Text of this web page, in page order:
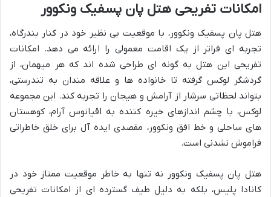
امکانات تفریحی هتل پان پسفیک ونکوور
هتل پان پسفیک ونکوور، با موقعیت بی نظیر خود در کنار بندرگاه،
تجربه ای فراتر از یک اقامت معمولی را ارائه می دهد. امکانات
تفریحی این هتل به گونه ای طراحی شده اند که هر میهمان، از
گردشگر لوکس گرفته تا خانواده ها و علاقه مندان به تندرستی،
بتواند لحظاتی سرشار از آرامش و هیجان را تجربه کند. این مجموعه
لوکس، با چشم اندازهای خیره کننده به اقیانوس آرام، کوهستان
های ساحلی و خط افق ونکوور، مقصدی ایده آل برای خلق خاطراتی
فراموش نشدنی است.
هتل پان پسفیک ونکوور نه تنها به خاطر موقعیت ممتاز خود در
کانادا پلیس، بلکه به دلیل طیف گسترده ای از امکانات تفریحی